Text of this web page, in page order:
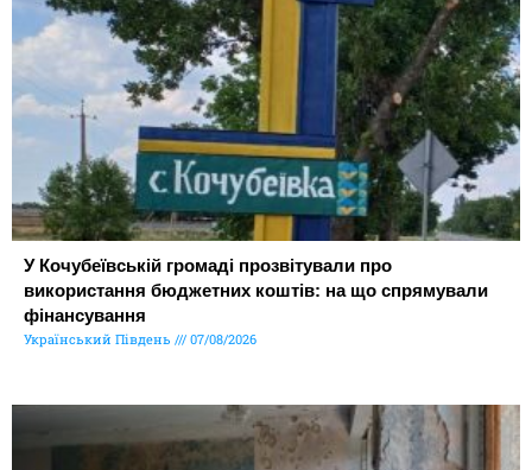
У Кочубеївській громаді прозвітували про
використання бюджетних коштів: на що спрямували
фінансування
Український Південь 07/08/2026